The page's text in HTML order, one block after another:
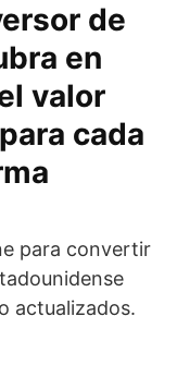
de
en
valor
cada
para convertir
actualizados.